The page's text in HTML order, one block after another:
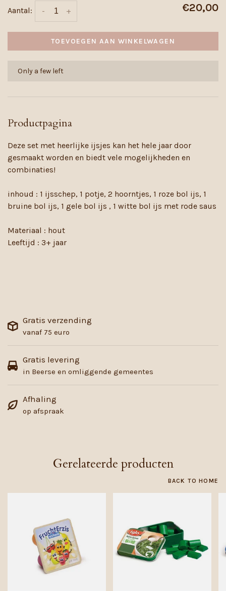
Aantal: +
- €20,00
TOEVOEGEN AAN WINKELWAGEN
Only a few left
Productpagina
Deze set met heerlijke ijsjes kan het hele jaar door
gesmaakt worden en biedt vele mogelijkheden en
combinaties!
inhoud : 1 ijsschep, 1 potje, 2 hoorntjes, 1 roze bol ijs, 1
bruine bol ijs, 1 gele bol ijs , 1 witte bol ijs met rode saus
Materiaal : hout
Leeftijd : 3+ jaar
Gratis verzending
vanaf 75 euro
Gratis levering
in Beerse en omliggende gemeentes
Afhaling
op afspraak
Gerelateerde producten
BACK TO HOME